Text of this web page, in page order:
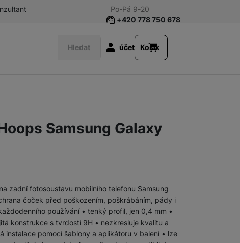
Hledat
Klávesnice
Nabíječky
Síťové nabíječky
Nabíječky k chytrým hodinkám
+420 778 750 678
Po-Pá 9-20
Uživatelská
účet Košík
Samsung Galaxy
zadní fotosoustavu mobilního telefonu Samsung
čoček před poškozením, poškrábáním, pády i
používání • tenký profil, jen 0,4 mm •
konstrukce s tvrdostí 9H • nezkresluje kvalitu a
instalace pomocí šablony a aplikátoru v balení • lze